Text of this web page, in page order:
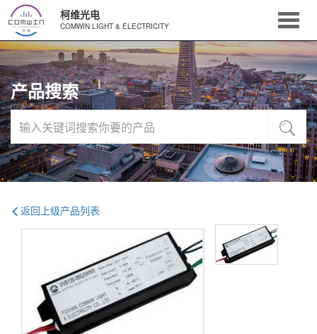
柯维光电
COMWIN LIGHT & ELECTRICITY
产品搜索
返回上级产品列表